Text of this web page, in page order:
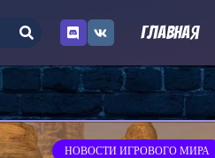
Главная
D
i
s
c
r
V
k
НОВОСТИ ИГРОВОГО МИРА